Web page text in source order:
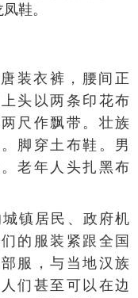
鞋。
唐装衣裤，腰间正
头以两条 印花布
尺作飘带。壮族
脚穿土布鞋。男
。老年人头扎黑布
城镇居民 、政府机
的服装紧跟全国
服，与当地汉族
们甚至可以在边